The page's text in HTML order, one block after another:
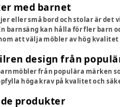
med barnet
eller små bord och stolar är det
barnsäng kan hålla för fler barn
att välja möbler av hög
design från
från populära märken
höga krav på kvalitet och
produkter